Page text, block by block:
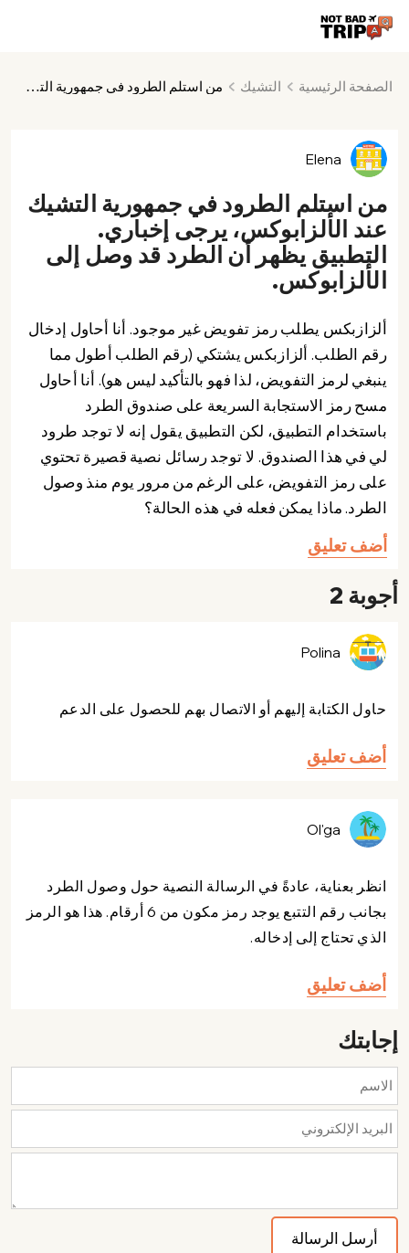
الصفحة الرئيسية التشيك من استلم الطرود في جمهورية التشيك عند الألزابوكس، يرجى إخباري. التطبيق يظهر أن الطرد قد وصل إلى الألزابوكس.
Elena
من استلم الطرود في جمهورية التشيك
عند الألزابوكس، يرجى إخباري.
التطبيق يظهر أن الطرد قد وصل إلى
الألزابوكس.
ألزازبكس يطلب رمز تفويض غير موجود. أنا أحاول إدخال
رقم الطلب. ألزازبكس يشتكي (رقم الطلب أطول مما
ينبغي لرمز التفويض، لذا فهو بالتأكيد ليس هو). أنا أحاول
مسح رمز الاستجابة السريعة على صندوق الطرد
باستخدام التطبيق، لكن التطبيق يقول إنه لا توجد طرود
لي في هذا الصندوق. لا توجد رسائل نصية قصيرة تحتوي
على رمز التفويض، على الرغم من مرور يوم منذ وصول
الطرد. ماذا يمكن فعله في هذه الحالة؟
أضف تعليق
أجوبة 2
Polina
حاول الكتابة إليهم أو الاتصال بهم للحصول على الدعم
أضف تعليق
Ol'ga
انظر بعناية، عادةً في الرسالة النصية حول وصول الطرد
بجانب رقم التتبع يوجد رمز مكون من 6 أرقام. هذا هو الرمز
الذي تحتاج إلى إدخاله.
أضف تعليق
إجابتك